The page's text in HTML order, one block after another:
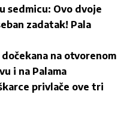
sedmicu: Ovo dvoje
zadatak! Pala
na otvorenom
i na Palama
privlače ove tri